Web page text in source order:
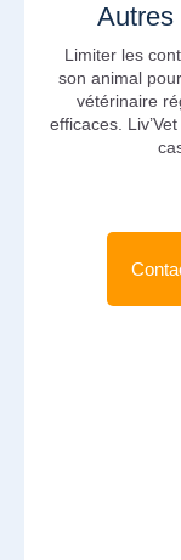
Autres
Limiter les
son animal
vétérinaire
efficaces.